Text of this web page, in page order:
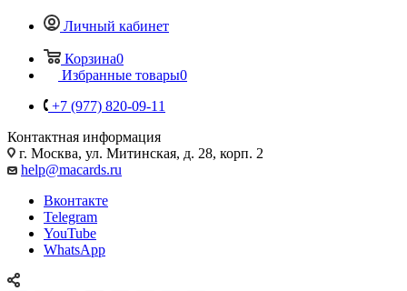
Личный кабинет
Корзина0
Избранные товары0
+7 (977) 820-09-11
Контактная информация
г. Москва, ул. Митинская, д. 28, корп. 2
help@macards.ru
Вконтакте
Telegram
YouTube
WhatsApp